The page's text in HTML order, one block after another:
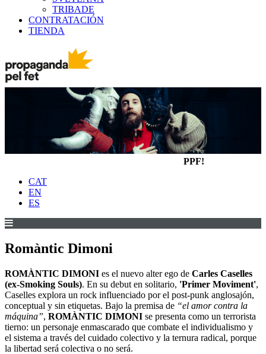
TRIBADE
CONTRATACIÓN
TIENDA
PPF!
CAT
EN
ES
Romàntic Dimoni
ROMÀNTIC DIMONI es el nuevo alter ego de Carles Caselles
(ex-Smoking Souls). En su debut en solitario, 'Primer Moviment',
Caselles explora un rock influenciado por el post-punk anglosajón,
conceptual y sin etiquetas. Bajo la premisa de “el amor contra la
máquina”, ROMÀNTIC DIMONI se presenta como un terrorista
tierno: un personaje enmascarado que combate el individualismo y
el sistema a través del cuidado colectivo y la ternura radical, porque
la libertad será colectiva o no será.